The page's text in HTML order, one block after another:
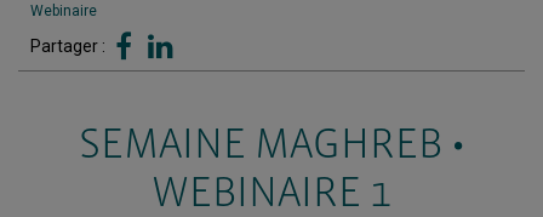
Webinaire
Partager :
SEMAINE MAGHREB •
WEBINAIRE 1